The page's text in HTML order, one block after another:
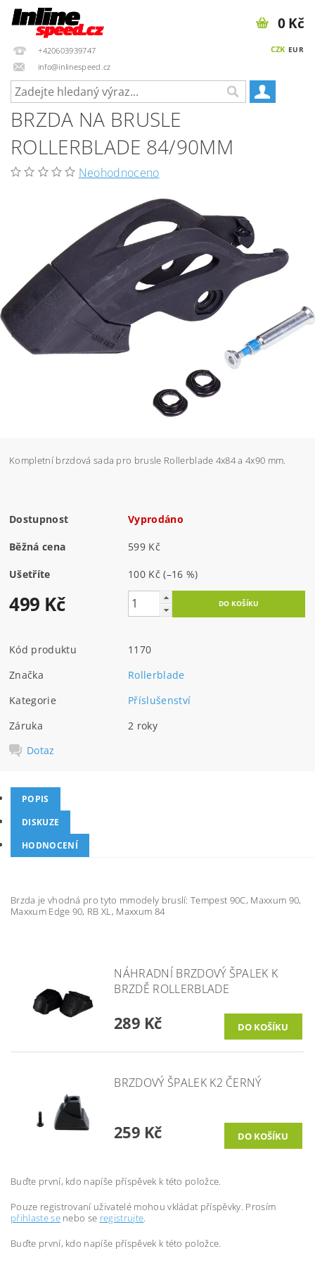
+420603939747
info@inlinespeed.cz
CZK EUR
0 Kč
BRZDA NA BRUSLE
ROLLERBLADE 84/90MM
Neohodnoceno
Kompletní brzdová sada pro brusle Rollerblade 4x84 a 4x90 mm.
Dostupnost Vyprodáno
Běžná cena 599 Kč
Ušetříte 100 Kč(–16 %)
499 Kč
Kód produktu
1170
Značka
Rollerblade
Kategorie
Příslušenství
Záruka
2 roky
Dotaz
POPIS
DISKUZE
HODNOCENÍ
Brzda je vhodná pro tyto mmodely bruslí: Tempest 90C, Maxxum 90,
Maxxum Edge 90, RB XL, Maxxum 84
NÁHRADNÍ BRZDOVÝ ŠPALEK K
BRZDĚ ROLLERBLADE
289 Kč
BRZDOVÝ ŠPALEK K2 ČERNÝ
259 Kč
Buďte první, kdo napíše příspěvek k této položce.
Pouze registrovaní uživatelé mohou vkládat příspěvky. Prosím
přihlaste senebo se registrujte.
Buďte první, kdo napíše příspěvek k této položce.